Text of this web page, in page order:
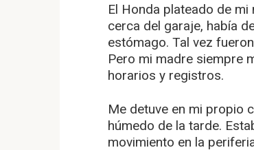
El Honda plateado de
cerca del garaje, había
estómago. Tal vez
Pero mi madre siempre
horarios y registros.
Me detuve en mi propio
húmedo de la tarde.
movimiento en la